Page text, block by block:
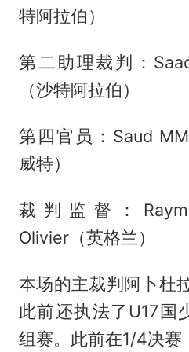
特阿拉伯）
第二助理裁判：
（沙特阿拉伯）
第四官员：Saud
威特）
裁判监督：
Olivier（英格兰）
本场的主裁判阿卜杜
此前还执法了U17国
组赛。此前在1/4决赛